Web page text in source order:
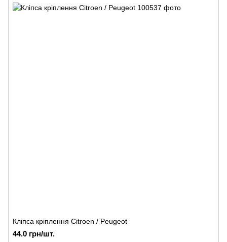
Кліпса кріплення Citroen / Peugeot
44.0 грн/шт.